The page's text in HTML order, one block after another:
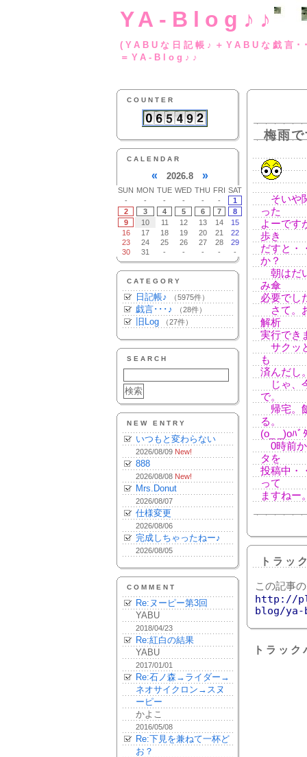
YA-Blog♪♪
(YABUな日記帳♪
＝YA-Blog♪♪
COUNTER
CALENDAR
« 2026.8 »
SUN MON TUE WED THU FRI SAT
-
- - - - -
1
2
3 4 5 6 7
8
9
10 11 12 13 14
15
16
17 18 19 20 21
22
23
24 25 26 27 28
29
30
31 - - - - -
CATEGORY
日記帳♪ （5975件）
戯言･･･♪ （28件）
旧Log （27件）
SEARCH
NEW ENTRY
いつもと変わらない
2026/08/09 New!
888
2026/08/08 New!
Mrs.Donut
2026/08/07
仕様変更
2026/08/06
完成しちゃったねー♪
2026/08/05
COMMENT
Re:ヌーピー第3回
YABU
2018/04/23
Re:紅白の結果
YABU
2017/01/01
Re:石ノ森→ライダー→
ネオサイクロン→スヌ
ーピー
かよこ
2016/05/08
Re:下見を兼ねて一杯ど
お？
梅雨
そいや
った
よーです
歩き
だすと・
か？
朝はだ
み傘
必要でし
さて。
解析
実行でき
サクッ
も
済んだし
じゃ、
で。
帰宅。
る。
(o_ _)oﾊﾞ
0時前か
タを
投稿中・
って
ますねー
トラッ
この記事
http://
blog/ya-
トラッ